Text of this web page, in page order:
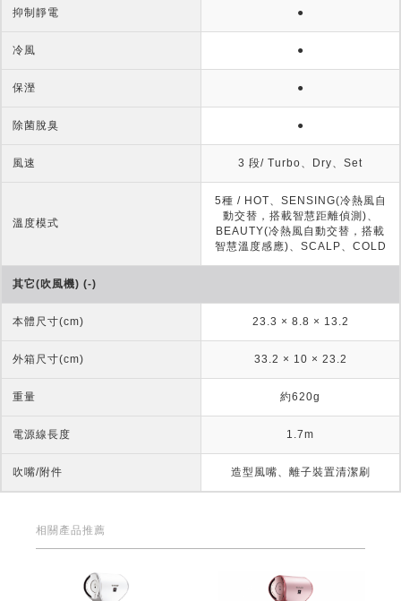
抑制靜電 ●
冷風 ●
保溼 ●
除菌脫臭 ●
風速 3 段/ Turbo、Dry、Set
溫度模式
5種 / HOT、SENSING(冷熱風自
動交替，搭載智慧距離偵測)、
BEAUTY(冷熱風自動交替，搭載
智慧溫度感應)、SCALP、COLD
其它(吹風機) (-)
本體尺寸(cm) 23.3 × 8.8 × 13.2
外箱尺寸(cm) 33.2 × 10 × 23.2
重量 約620g
電源線長度 1.7m
吹嘴/附件 造型風嘴、離子裝置清潔刷
相關產品推薦